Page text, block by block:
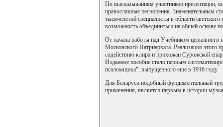
По высказываниям участников презентации,
православные песнопения. Знаменательным
тысячелетий специалисты в области
возможность объединиться на общей основе
От начала работы над Учебником церковного
Московского Патриархата. Реализация
содействию клира и прихожан Сурожской
Изданное пособие стало первым
псаломщика", выпущенного еще в 1916 году.
Для Беларуси подобный фундаментальный
применения, является первым в истории